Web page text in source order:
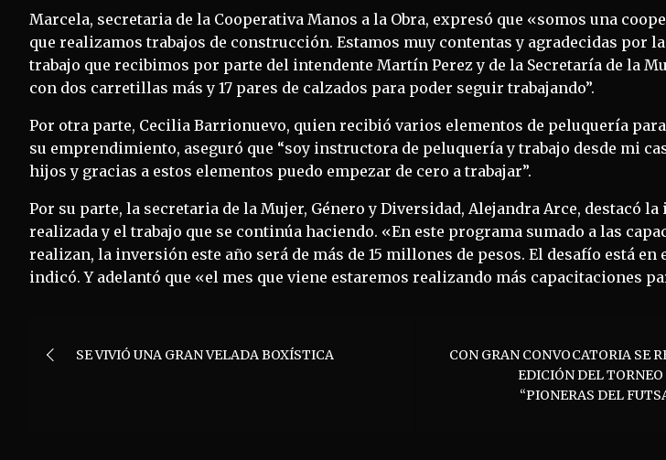
Marcela, secretaria de la Cooperativa Manos a la Obra, expresó que «somos una
que realizamos trabajos de construcción. Estamos muy contentas y agradecidas por
trabajo que recibimos por parte del intendente Martín Perez y de la Secretaría de la
con dos carretillas más y 17 pares de calzados para poder seguir trabajando”.
Por otra parte, Cecilia Barrionuevo, quien recibió varios elementos de peluquería
su emprendimiento, aseguró que “soy instructora de peluquería y trabajo desde mi
hijos y gracias a estos elementos puedo empezar de cero a trabajar”.
Por su parte, la secretaria de la Mujer, Género y Diversidad, Alejandra Arce, destacó
realizada y el trabajo que se continúa haciendo. «En este programa sumado a las
realizan, la inversión este año será de más de 15 millones de pesos. El desafío está en
indicó. Y adelantó que «el mes que viene estaremos realizando más capacitaciones
de
SE VIVIÓ UNA GRAN VELADA BOXÍSTICA
CON GRAN CONVOCATORIA SE
EDICIÓN DEL
“PIONERAS DEL